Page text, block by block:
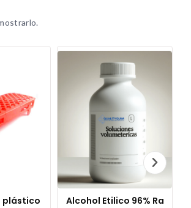
plástico
Alcohol Etilico 96% Ra